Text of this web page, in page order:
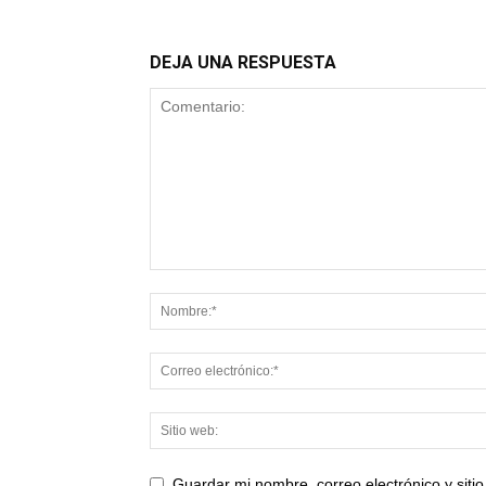
DEJA UNA RESPUESTA